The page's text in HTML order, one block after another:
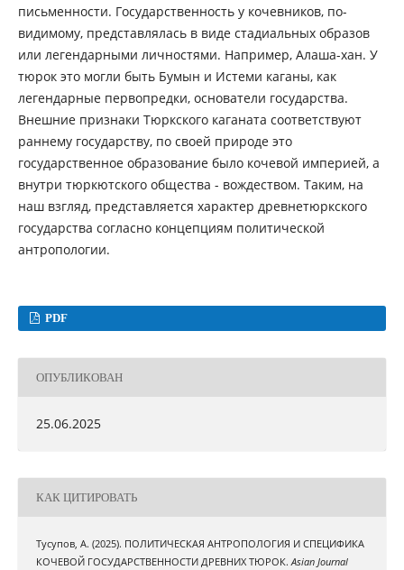
письменности. Государственность у кочевников, по-
видимому, представлялась в виде стадиальных образов
или легендарными личностями. Например, Алаша-хан. У
тюрок это могли быть Бумын и Истеми каганы, как
легендарные первопредки, основатели государства.
Внешние признаки Тюркского каганата соответствуют
раннему государству, по своей природе это
государственное образование было кочевой империей, а
внутри тюркютского общества - вождеством. Таким, на
наш взгляд, представляется характер древнетюркского
государства согласно концепциям политической
антропологии.
PDF
ОПУБЛИКОВАН
25.06.2025
КАК ЦИТИРОВАТЬ
Тусупов, А. (2025). ПОЛИТИЧЕСКАЯ АНТРОПОЛОГИЯ И СПЕЦИФИКА
КОЧЕВОЙ ГОСУДАРСТВЕННОСТИ ДРЕВНИХ ТЮРОК.Asian Journal